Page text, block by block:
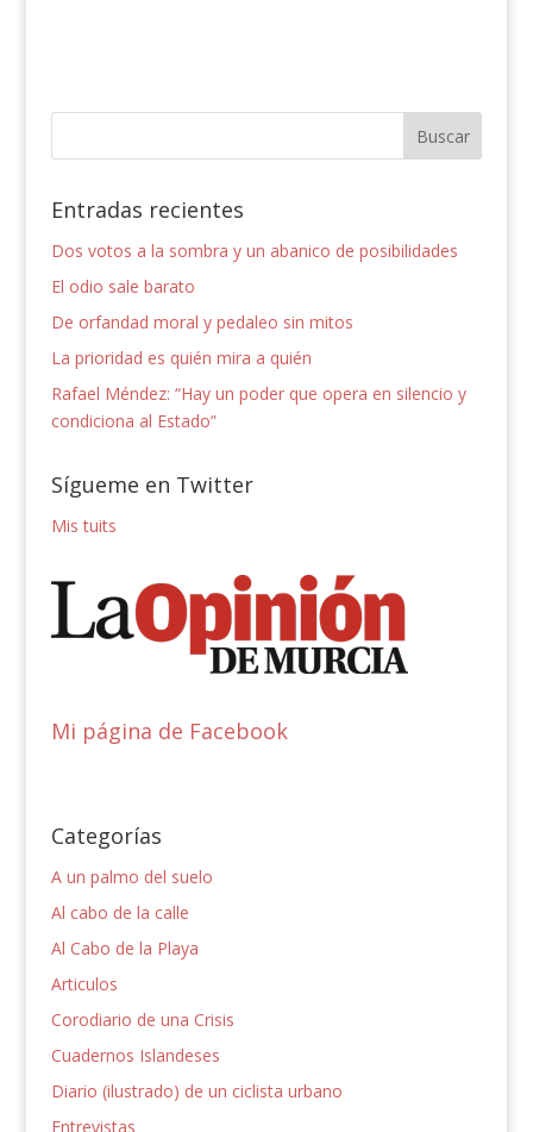
Entradas recientes
Dos votos a la sombra y un abanico de posibilidades
El odio sale barato
De orfandad moral y pedaleo sin mitos
La prioridad es quién mira a quién
Rafael Méndez: “Hay un poder que opera en silencio y
condiciona al Estado”
Sígueme en Twitter
Mis tuits
Mi página de Facebook
Categorías
A un palmo del suelo
Al cabo de la calle
Al Cabo de la Playa
Articulos
Corodiario de una Crisis
Cuadernos Islandeses
Diario (ilustrado) de un ciclista urbano
Entrevistas